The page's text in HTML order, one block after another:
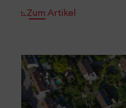
Zum Artikel